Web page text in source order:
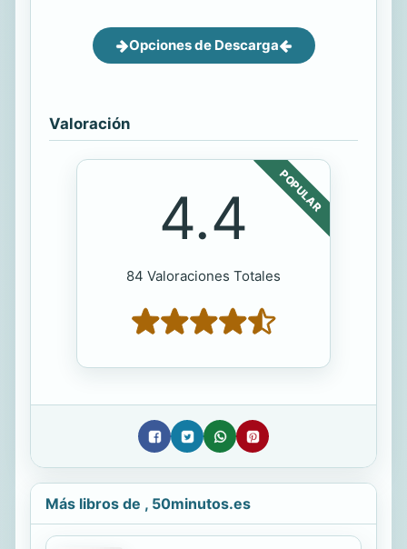
Opciones de Descarga
Valoración
POPULAR
4.4
84 Valoraciones Totales
Más libros de , 50minutos.es